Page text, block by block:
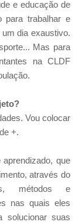
e educação de
para trabalhar e
dia exaustivo.
Mas para
na CLDF
Vou colocar
+.
que
através do
métodos e
nas quais eles
solucionar suas